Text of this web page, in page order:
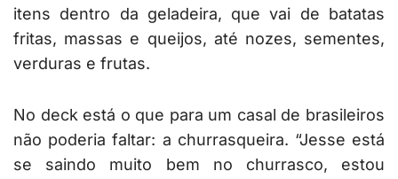
itens dentro da geladeira, que vai de batatas
fritas, massas e queijos, até nozes, sementes,
verduras e frutas.
No deck está o que para um casal de brasileiros
não poderia faltar: a churrasqueira. “Jesse está
se saindo muito bem no churrasco, estou